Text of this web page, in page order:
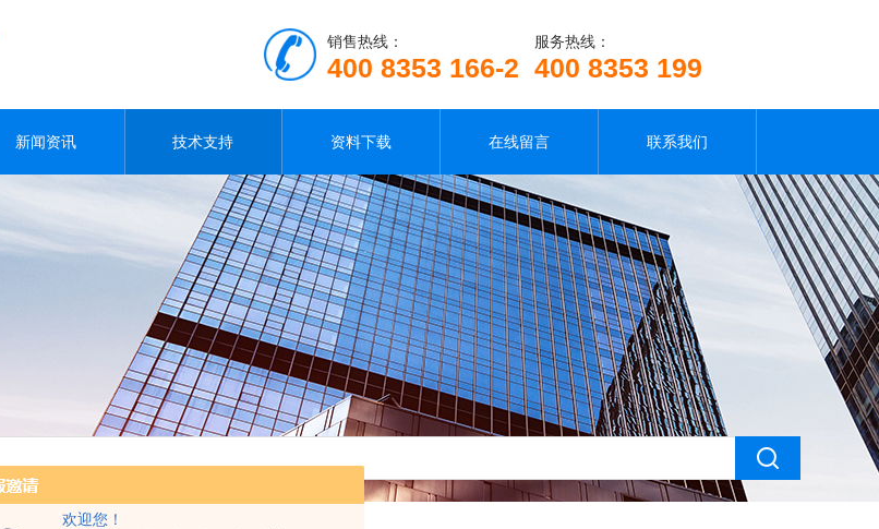
欢迎您！
服务热线：
400 8353 199
销售热线：
400 8353 166-2
新闻资讯 技术支持 资料下载 在线留言 联系我们